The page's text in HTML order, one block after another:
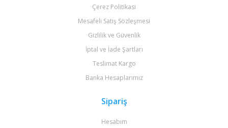
Çerez Politikası
Mesafeli Satış Sözleşmesi
Gizlilik ve Güvenlik
İptal ve İade Şartları
Teslimat Kargo
Banka Hesaplarımız
Sipariş
Hesabım